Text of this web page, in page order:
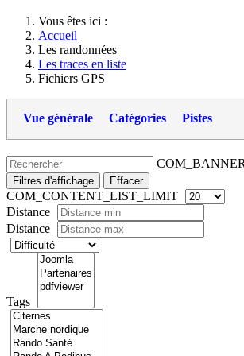
Vous êtes ici :
Accueil
Les randonnées
Les traces en liste
Fichiers GPS
Vue générale Catégories Pistes
Filtres d'affichage Effacer
COM_CONTENT_LIST_LIMIT
Distance
Distance
Tags